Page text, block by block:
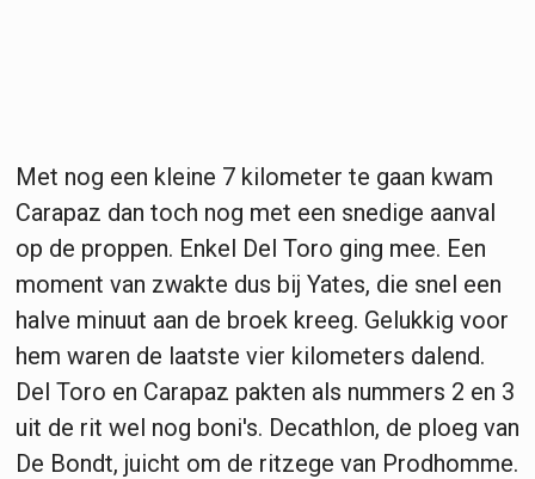
Met nog een kleine 7 kilometer te gaan kwam
Carapaz dan toch nog met een snedige aanval
op de proppen. Enkel Del Toro ging mee. Een
moment van zwakte dus bij Yates, die snel een
halve minuut aan de broek kreeg. Gelukkig voor
hem waren de laatste vier kilometers dalend.
Del Toro en Carapaz pakten als nummers 2 en 3
uit de rit wel nog boni's. Decathlon, de ploeg van
De Bondt, juicht om de ritzege van Prodhomme.